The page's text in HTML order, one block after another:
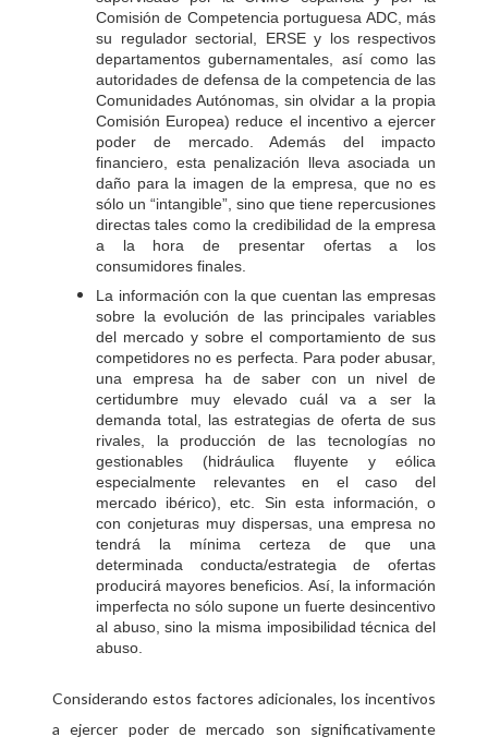
Comisión de Competencia portuguesa ADC, más
su regulador sectorial, ERSE y los respectivos
departamentos gubernamentales, así como las
autoridades de defensa de la competencia de las
Comunidades Autónomas, sin olvidar a la propia
Comisión Europea) reduce el incentivo a ejercer
poder de mercado. Además del impacto
financiero, esta penalización lleva asociada un
daño para la imagen de la empresa, que no es
sólo un “intangible”, sino que tiene repercusiones
directas tales como la credibilidad de la empresa
a la hora de presentar ofertas a los
consumidores finales.
La información con la que cuentan las empresas
sobre la evolución de las principales variables
del mercado y sobre el comportamiento de sus
competidores no es perfecta. Para poder abusar,
una empresa ha de saber con un nivel de
certidumbre muy elevado cuál va a ser la
demanda total, las estrategias de oferta de sus
rivales, la producción de las tecnologías no
gestionables (hidráulica fluyente y eólica
especialmente relevantes en el caso del
mercado ibérico), etc. Sin esta información, o
con conjeturas muy dispersas, una empresa no
tendrá la mínima certeza de que una
determinada conducta/estrategia de ofertas
producirá mayores beneficios. Así, la información
imperfecta no sólo supone un fuerte desincentivo
al abuso, sino la misma imposibilidad técnica del
abuso.
Considerando estos factores adicionales, los incentivos
a ejercer poder de mercado son significativamente